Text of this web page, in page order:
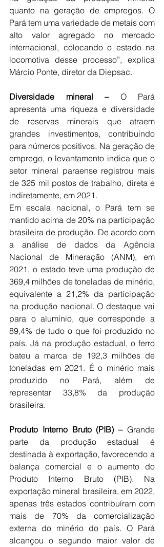
quanto na geração de empregos. O
Pará tem uma variedade de metais com
alto valor agregado no mercado
internacional, colocando o estado na
locomotiva desse processo”, explica
Márcio Ponte, diretor da Diepsac.
Diversidade mineral – O Pará
apresenta uma riqueza e diversidade
de reservas minerais que atraem
grandes investimentos, contribuindo
para números positivos. Na geração de
emprego, o levantamento indica que o
setor mineral paraense registrou mais
de 325 mil postos de trabalho, direta e
indiretamente, em 2021.
Em escala nacional, o Pará tem se
mantido acima de 20% na participação
brasileira de produção. De acordo com
a análise de dados da Agência
Nacional de Mineração (ANM), em
2021, o estado teve uma produção de
369,4 milhões de toneladas de minério,
equivalente a 21,2% da participação
na produção nacional. O destaque vai
para o alumínio, que corresponde a
89,4% de tudo o que foi produzido no
país. Já na produção estadual, o ferro
bateu a marca de 192,3 milhões de
toneladas em 2021. É o minério mais
produzido no Pará, além de
representar 33,8% da produção
brasileira.
Produto Interno Bruto (PIB) – Grande
parte da produção estadual é
destinada à exportação, favorecendo a
balança comercial e o aumento do
Produto Interno Bruto (PIB). Na
exportação mineral brasileira, em 2022,
apenas três estados contribuíram com
mais de 70% da comercialização
externa do minério do país. O Pará
alcançou o segundo maior valor de